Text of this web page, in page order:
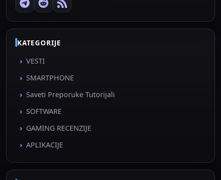
KATEGORIJE
VESTI
SMARTPHONE
Saveti Preporuke Tutorijali
SOFTWARE
GAMING RECENZIJE
APLIKACIJE